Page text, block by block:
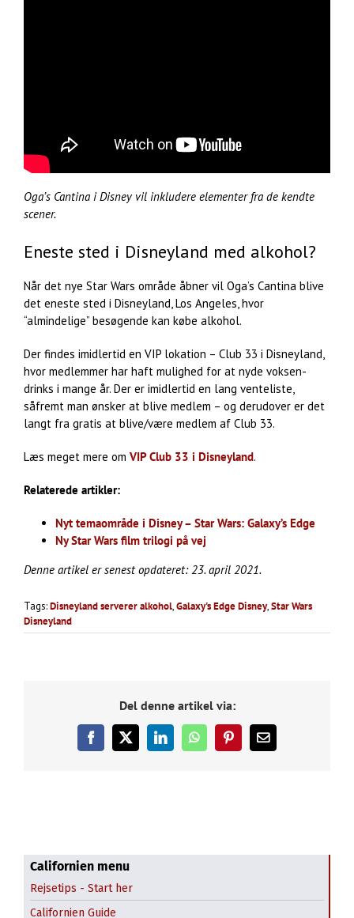
Oga’s Cantina i Disney vil inkludere elementer fra de kendte
scener.
Eneste sted i Disneyland med alkohol?
Når det nye Star Wars område åbner vil Oga’s Cantina blive
det eneste sted i Disneyland, Los Angeles, hvor
“almindelige” besøgende kan købe alkohol.
Der findes imidlertid en VIP lokation – Club 33 i Disneyland,
hvor medlemmer har haft mulighed for at nyde voksen-
drinks i mange år. Der er imidlertid en lang venteliste,
såfremt man ønsker at blive medlem – og derudover er det
langt fra gratis at blive/være medlem af Club 33.
Læs meget mere om VIP Club 33 i Disneyland.
Relaterede artikler:
Nyt temaområde i Disney – Star Wars: Galaxy’s Edge
Ny Star Wars film trilogi på vej
Denne artikel er senest opdateret: 23. april 2021.
Tags:Disneyland serverer alkohol,Galaxy's Edge Disney,Star Wars
Disneyland
Del denne artikel via:
Facebook
X LinkedInWhatsAppPinterest
E-
mail
Californien menu
Rejsetips - Start her
Californien Guide
Historie om Californien
Highway 1 - syd for SF.
Beverly Hills
Disneyland og Adventure Park
Los Angeles Downtown
Museum Row i Miracle Mile
Ronald Reagan Library and Museum
Balboa Park
Gaslamp District